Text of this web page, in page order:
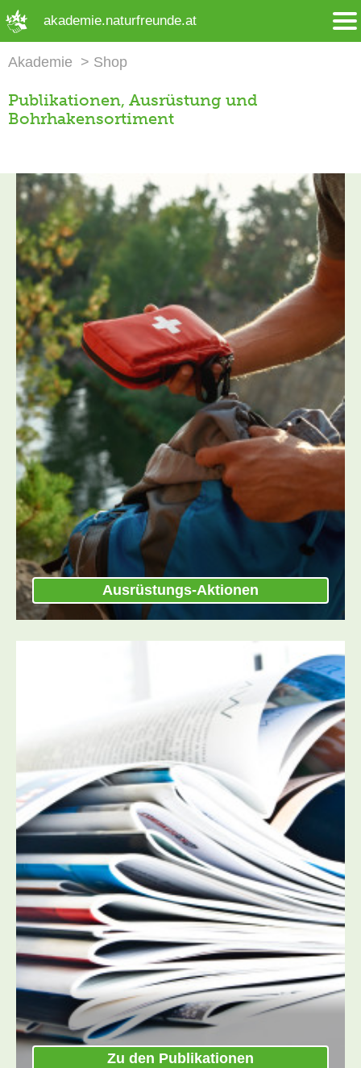
akademie.naturfreunde.at
Akademie Shop
Publikationen, Ausrüstung und
Bohrhakensortiment
Ausrüstungs-Aktionen
Zu den Publikationen